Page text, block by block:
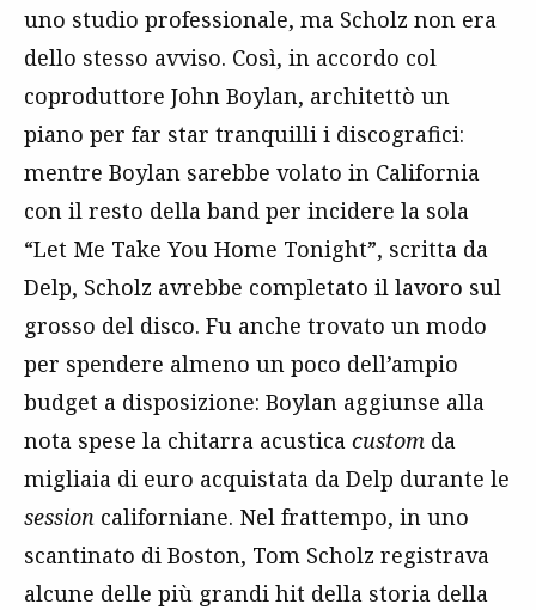
uno studio professionale, ma Scholz non era
dello stesso avviso. Così, in accordo col
coproduttore John Boylan, architettò un
piano per far star tranquilli i discografici:
mentre Boylan sarebbe volato in California
con il resto della band per incidere la sola
“Let Me Take You Home Tonight”, scritta da
Delp, Scholz avrebbe completato il lavoro sul
grosso del disco. Fu anche trovato un modo
per spendere almeno un poco dell’ampio
budget a disposizione: Boylan aggiunse alla
nota spese la chitarra acustica custom da
migliaia di euro acquistata da Delp durante le
session californiane. Nel frattempo, in uno
scantinato di Boston, Tom Scholz registrava
alcune delle più grandi hit della storia della